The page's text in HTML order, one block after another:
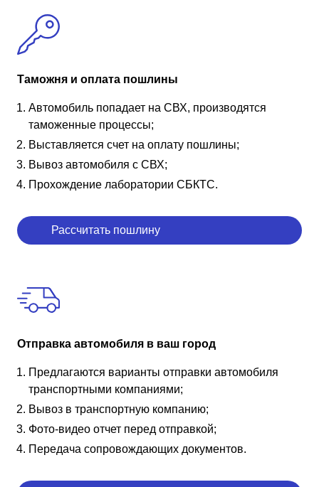
Таможня и оплата пошлины
Автомобиль попадает на СВХ, производятся
таможенные процессы;
Выставляется счет на оплату пошлины;
Вывоз автомобиля с СВХ;
Прохождение лаборатории СБКТС.
Рассчитать пошлину
Отправка автомобиля в ваш город
Предлагаются варианты отправки автомобиля
транспортными компаниями;
Вывоз в транспортную компанию;
Фото-видео отчет перед отправкой;
Передача сопровождающих документов.